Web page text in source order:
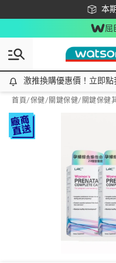
本
下
屈
激推換購優惠價！立即點我看
激推換購優惠價！立即點
首頁/保健/ 關鍵保健/ 關鍵保健